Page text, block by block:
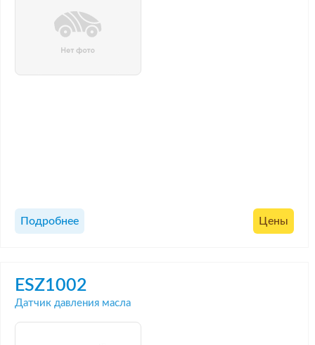
Подробнее Цены
ESZ1002
Датчик давления масла